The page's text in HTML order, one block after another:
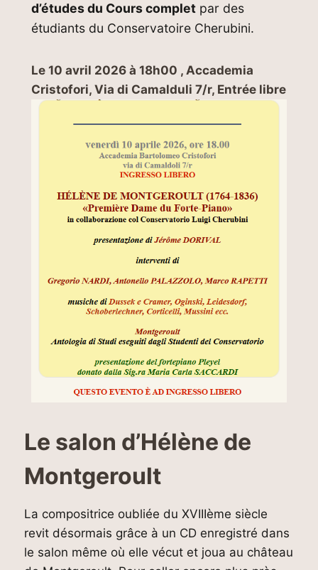
d’études du Cours complet par des
étudiants du Conservatoire Cherubini.
Le 10 avril 2026 à 18h00 , Accademia
Cristofori, Via di Camalduli 7/r, Entrée libre
Le salon d’Hélène de
Montgeroult
La compositrice oubliée du XVIIIème siècle
revit désormais grâce à un CD enregistré dans
le salon même où elle vécut et joua au château